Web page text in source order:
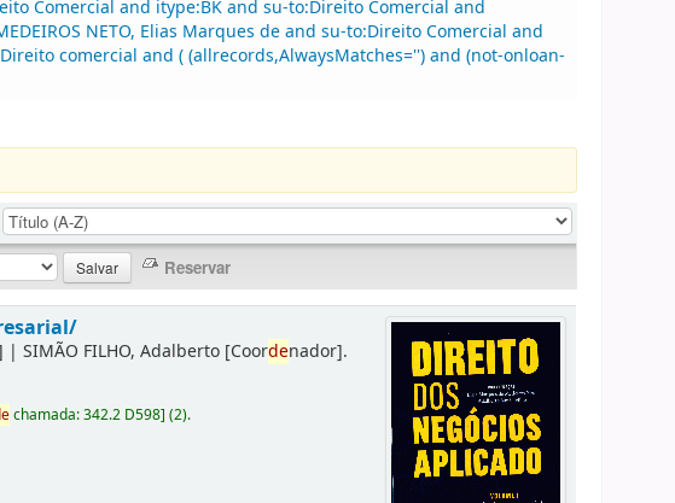
Comercial and itype:BK and su-to:Direito Comercial and
NETO, Elias Marques de and su-to:Direito Comercial and
comercial and ( (allrecords,AlwaysMatches='') and (not-onloan-
|SIMÃO FILHO, Adalberto [Coordenador].
chamada:342.2 D598](2).